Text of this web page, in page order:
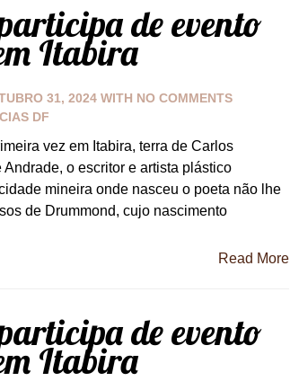
de evento
Itabira
31, 2024 WITH NO COMMENTS
DF
vez em Itabira, terra de Carlos
Andrade, o escritor e artista plástico
mineira onde nasceu o poeta não lhe
de Drummond, cujo nascimento
Read More
de evento
Itabira